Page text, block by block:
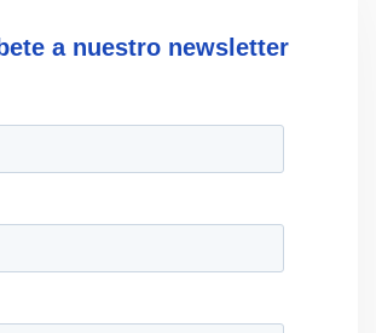
a nuestro newsletter